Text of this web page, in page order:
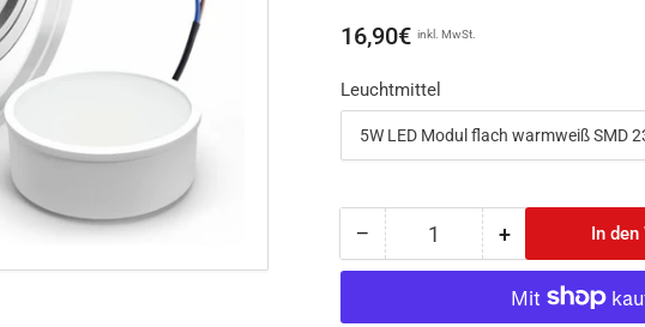
Normaler
16,90€ inkl. MwSt.
Leuchtmittel
− Menge
reduzieren
LED
Anzahl +Menge
erhöhen
für
LED
In